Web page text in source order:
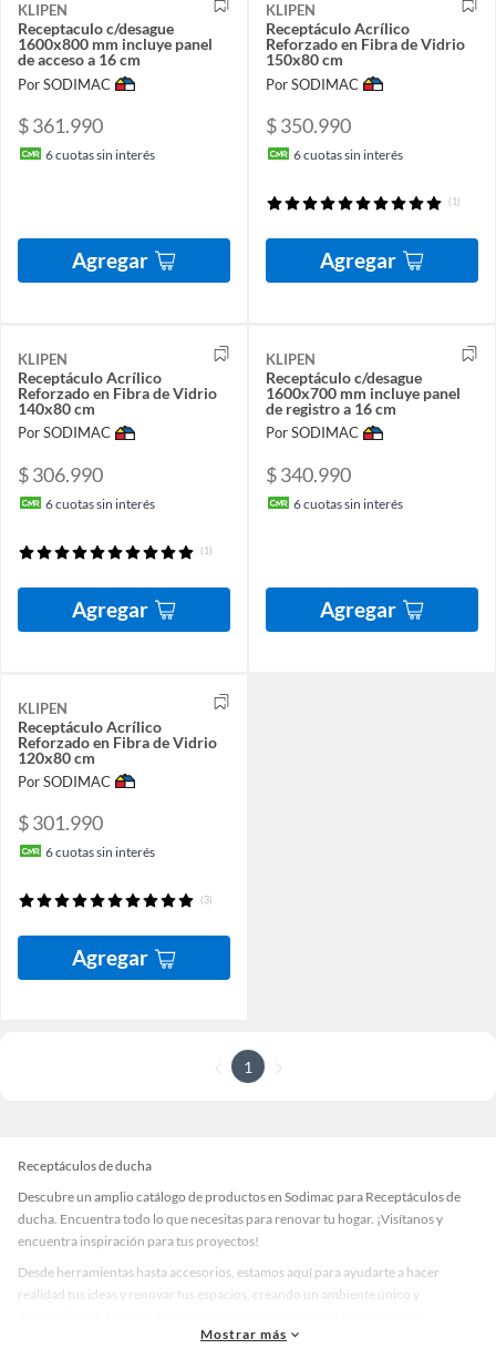
KLIPEN
Receptaculo c/desague
1600x800 mm incluye panel
de acceso a 16 cm
Por SODIMAC
$ 361.990
6cuotas sin interés
Agregar
KLIPEN
Receptáculo Acrílico
Reforzado en Fibra de Vidrio
150x80 cm
Por SODIMAC
$ 350.990
6cuotas sin interés
(1)
Agregar
KLIPEN
Receptáculo Acrílico
Reforzado en Fibra de Vidrio
140x80 cm
Por SODIMAC
$ 306.990
6cuotas sin interés
(1)
Agregar
KLIPEN
Receptáculo c/desague
1600x700 mm incluye panel
de registro a 16 cm
Por SODIMAC
$ 340.990
6cuotas sin interés
Agregar
KLIPEN
Receptáculo Acrílico
Reforzado en Fibra de Vidrio
120x80 cm
Por SODIMAC
$ 301.990
6cuotas sin interés
(3)
Agregar
1
Receptáculos de ducha
Descubre un amplio catálogo de productos en Sodimac para Receptáculos de
ducha. Encuentra todo lo que necesitas para renovar tu hogar. ¡Visítanos y
encuentra inspiración para tus proyectos!
Desde herramientas hasta accesorios, estamos aquí para ayudarte a hacer
realidad tus ideas y renovar tus espacios, creando un ambiente único y
accesorios de calidad que te ayudarán a crear un espacio más tú.
Mostrar más